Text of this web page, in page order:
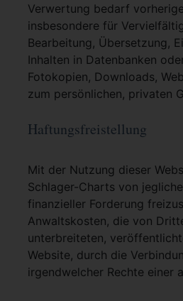
Verwertung bedarf
insbesondere für
Bearbeitung, Übersetzung,
Inhalten in Datenbanken
Fotokopien, Downloads,
zum persönlichen, privaten
Haftungsfreistellung
Mit der Nutzung dieser
Schlager-Charts von
finanzieller Forderung
Anwaltskosten, die von
unterbreiteten,
Website, durch die
irgendwelcher Rechte einer